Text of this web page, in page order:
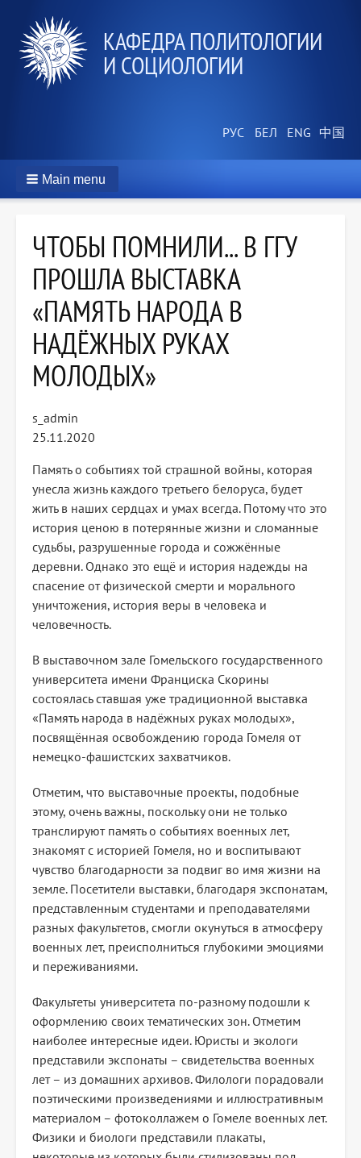
КАФЕДРА ПОЛИТОЛОГИИ
И СОЦИОЛОГИИ
Main menu
ЧТОБЫ ПОМНИЛИ... В ГГУ
ПРОШЛА ВЫСТАВКА
«ПАМЯТЬ НАРОДА В
НАДЁЖНЫХ РУКАХ
МОЛОДЫХ»
s_admin
25.11.2020
Память о событиях той страшной войны, которая
унесла жизнь каждого третьего белоруса, будет
жить в наших сердцах и умах всегда. Потому что это
история ценою в потерянные жизни и сломанные
судьбы, разрушенные города и сожжённые
деревни. Однако это ещё и история надежды на
спасение от физической смерти и морального
уничтожения, история веры в человека и
человечность.
В выставочном зале Гомельского государственного
университета имени Франциска Скорины
состоялась ставшая уже традиционной выставка
«Память народа в надёжных руках молодых»,
посвящённая освобождению города Гомеля от
немецко-фашистских захватчиков.
Отметим, что выставочные проекты, подобные
этому, очень важны, поскольку они не только
транслируют память о событиях военных лет,
знакомят с историей Гомеля, но и воспитывают
чувство благодарности за подвиг во имя жизни на
земле. Посетители выставки, благодаря экспонатам,
представленным студентами и преподавателями
разных факультетов, смогли окунуться в атмосферу
военных лет, преисполниться глубокими эмоциями
и переживаниями.
Факультеты университета по-разному подошли к
оформлению своих тематических зон. Отметим
наиболее интересные идеи. Юристы и экологи
представили экспонаты – свидетельства военных
лет – из домашних архивов. Филологи порадовали
поэтическими произведениями и иллюстративным
материалом – фотоколлажем о Гомеле военных лет.
Физики и биологи представили плакаты,